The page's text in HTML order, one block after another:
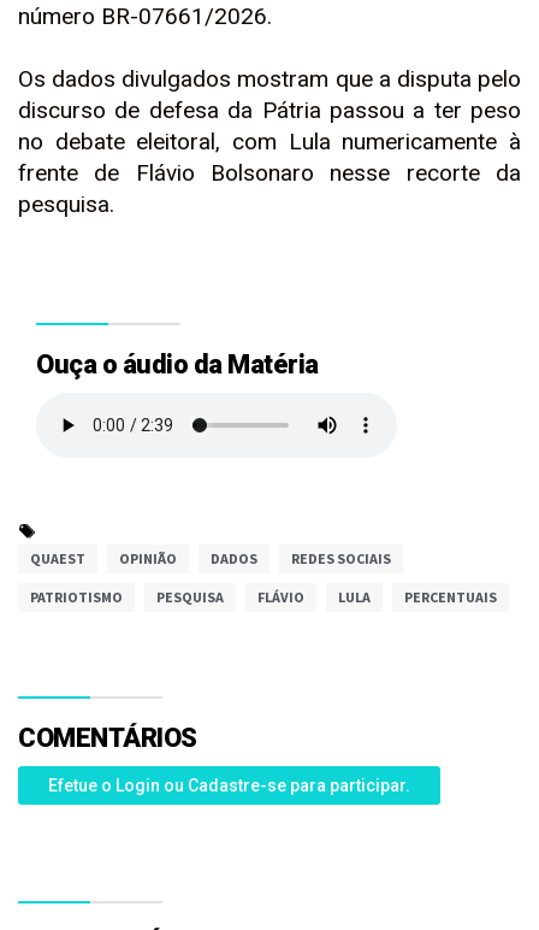
número BR-07661/2026.
Os dados divulgados mostram que a disputa pelo
discurso de defesa da Pátria passou a ter peso
no debate eleitoral, com Lula numericamente à
frente de Flávio Bolsonaro nesse recorte da
pesquisa.
Ouça o áudio da Matéria
QUAEST OPINIÃO DADOS REDES SOCIAIS
PATRIOTISMO PESQUISA FLÁVIO LULA PERCENTUAIS
COMENTÁRIOS
Efetue o Login ou Cadastre-se para participar.